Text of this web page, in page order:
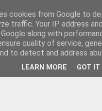
cookies from Google to
traffic. Your IP address
along with
quality of service,
to detect and address
LEARN MORE GOT IT